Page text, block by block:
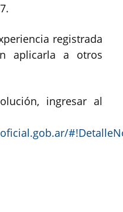
registrada
aplicarla a otros
ingresar al